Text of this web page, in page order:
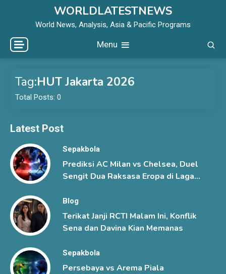
WORLDLATESTNEWS
World News, Analysis, Asia & Pacific Programs
Menu
Tag:HUT Jakarta 2026
Total Posts: 0
Latest Post
Sepakbola
Prediksi AC Milan vs Chelsea, Duel
Sengit Dua Raksasa Eropa di Laga
Blog
Terikat Janji RCTI Malam Ini, Konflik
Sena dan Davina Kian Memanas
Sepakbola
Persebaya vs Arema Piala